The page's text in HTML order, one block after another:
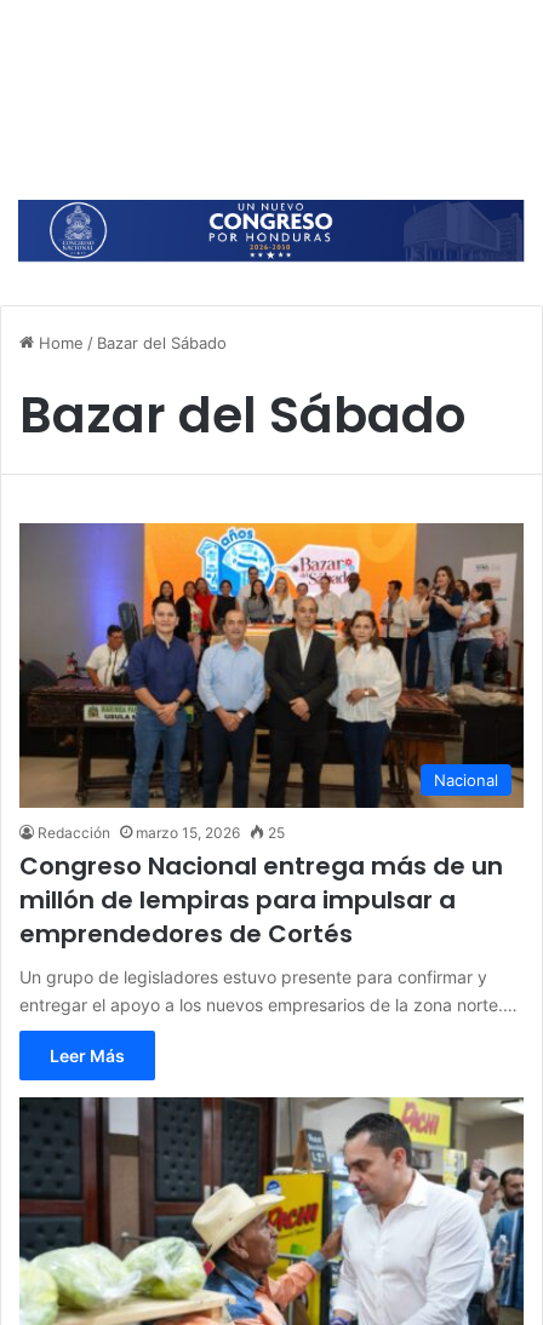
Home / Bazar del Sábado
Bazar del Sábado
Nacional
Redacción marzo 15, 2026 25
Congreso Nacional entrega más de un
millón de lempiras para impulsar a
emprendedores de Cortés
Un grupo de legisladores estuvo presente para confirmar y
entregar el apoyo a los nuevos empresarios de la zona norte.…
Leer Más